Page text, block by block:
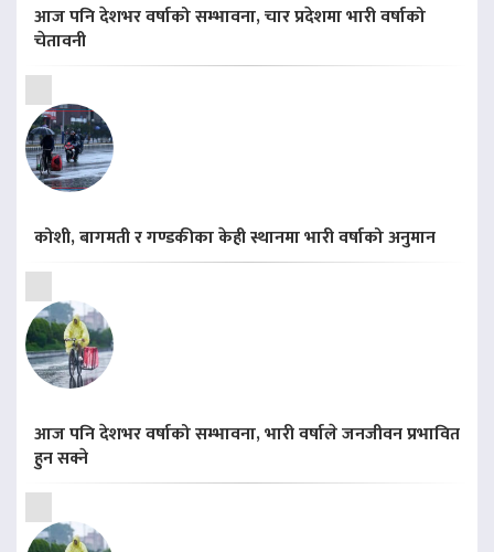
आज पनि देशभर वर्षाको सम्भावना, चार प्रदेशमा भारी वर्षाको
चेतावनी
कोशी, बागमती र गण्डकीका केही स्थानमा भारी वर्षाको अनुमान
आज पनि देशभर वर्षाको सम्भावना, भारी वर्षाले जनजीवन प्रभावित
हुन सक्ने